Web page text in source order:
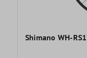
Shimano WH-